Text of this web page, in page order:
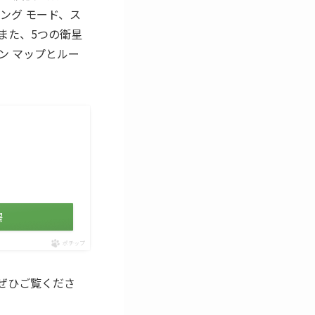
グ モード、ス
た、5つの衛星
マップとルー
ポチップ
ひご覧くださ